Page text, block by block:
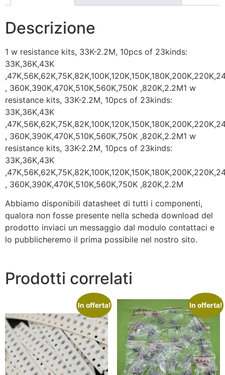
Descrizione
1 w resistance kits, 33K-2.2M, 10pcs of 23kinds:
33K,36K,43K
, 360K,390K,470K,510K,560K,750K ,820K,2.2M1 w
resistance kits, 33K-2.2M, 10pcs of 23kinds:
33K,36K,43K
, 360K,390K,470K,510K,560K,750K ,820K,2.2M1 w
resistance kits, 33K-2.2M, 10pcs of 23kinds:
33K,36K,43K
, 360K,390K,470K,510K,560K,750K ,820K,2.2M
Abbiamo disponibili datasheet di tutti i componenti,
qualora non fosse presente nella scheda download del
prodotto inviaci un messaggio dal modulo contattaci e
lo pubblicheremo il prima possibile nel nostro sito.
Prodotti correlati
In offerta! In offerta!